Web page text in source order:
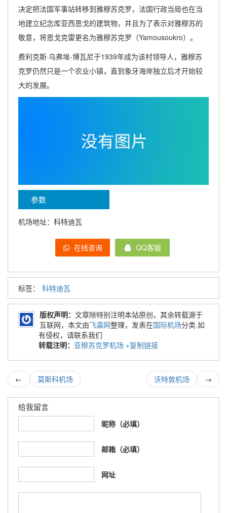
决定把法国军事站转移到雅穆苏克罗，法国行政当局也在当
地建立纪念库亚西恩戈的建筑物，并且为了表示对雅穆苏的
敬意，将恩戈克雷更名为雅穆苏克罗（Yamousoukro）。
费利克斯·乌弗埃-博瓦尼于1939年成为该村领导人，雅穆苏
克罗仍然只是一个农业小镇，直到象牙海岸独立后才开始较
大的发展。
参数
机场地址：科特迪瓦
在线咨询 QQ客服
标签： 科特迪瓦
版权声明： 文章除特别注明本站原创，其余转载源于
互联网，本文由飞瀛网整理，发表在国际机场分类.如
有侵权，请联系我们
转载注明： 亚穆苏克罗机场 +复制链接
← 莫斯科机场 →
沃特敦机场
给我留言
昵称（必填）
邮箱（必填）
网址